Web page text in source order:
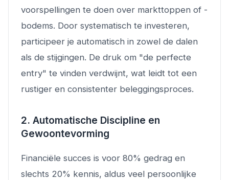
voorspellingen te doen over markttoppen of -
bodems. Door systematisch te investeren,
participeer je automatisch in zowel de dalen
als de stijgingen. De druk om "de perfecte
entry" te vinden verdwijnt, wat leidt tot een
rustiger en consistenter beleggingsproces.
2. Automatische Discipline en
Gewoontevorming
Financiële succes is voor 80% gedrag en
slechts 20% kennis, aldus veel persoonlijke